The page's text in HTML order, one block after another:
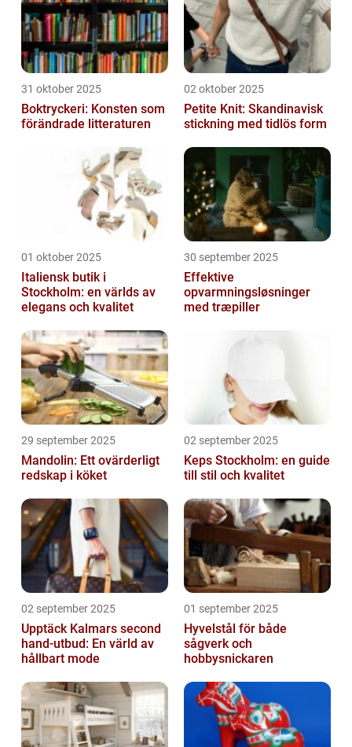
31 oktober 2025
Boktryckeri: Konsten som
förändrade litteraturen
02 oktober 2025
Petite Knit: Skandinavisk
stickning med tidlös form
01 oktober 2025
Italiensk butik i
Stockholm: en världs av
elegans och kvalitet
30 september 2025
Effektive
opvarmningsløsninger
med træpiller
29 september 2025
Mandolin: Ett ovärderligt
redskap i köket
02 september 2025
Keps Stockholm: en guide
till stil och kvalitet
02 september 2025
Upptäck Kalmars second
hand-utbud: En värld av
hållbart mode
01 september 2025
Hyvelstål för både
sågverk och
hobbysnickaren